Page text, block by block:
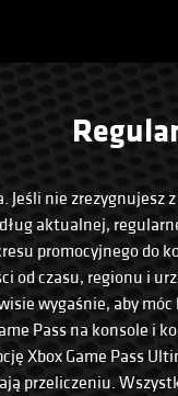
nie zrezygnujesz
aktualnej,
promocyjnego do
od czasu, regionu i
wygaśnie, aby
Pass na konsole i
Xbox Game Pass
przeliczeniu.